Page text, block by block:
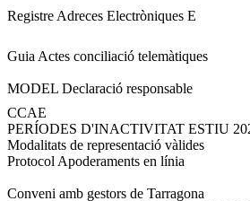
Registre Adreces Electròniques E
Guia Actes conciliació telemàtiques
MODEL Declaració responsable
CCAE
PERÍODES D'INACTIVITAT ESTIU
Modalitats de representació vàlides
Protocol Apoderaments en línia
Conveni amb gestors de Tarragona